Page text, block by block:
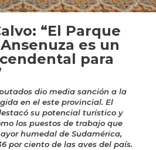
“El Parque
es un
para
dio media sanción a la
en el este provincial. El
su potencial turístico y
los puestos de trabajo que
humedal de Sudamérica,
por ciento de las aves del país.